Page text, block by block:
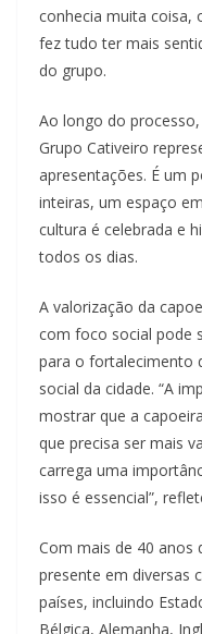
conhecia muita coisa,
fez tudo ter mais
do grupo.
Ao longo do
Grupo Cativeiro
apresentações. É um
inteiras, um espaço
cultura é celebrada e
todos os dias.
A valorização da
com foco social pode
para o fortalecimento
social da cidade. “A
mostrar que a
que precisa ser mais
carrega uma
isso é essencial”,
Com mais de 40 anos
presente em diversas
países, incluindo
Bélgica, Alemanha,